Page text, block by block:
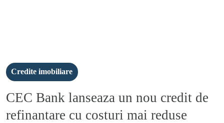
Credite imobiliare
CEC Bank lanseaza un nou credit de
refinantare cu costuri mai reduse